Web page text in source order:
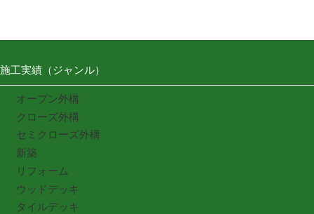
施工実績（ジャンル）
オープン外構
クローズ外構
セミクローズ外構
新築
リフォーム
ウッドデッキ
タイルデッキ